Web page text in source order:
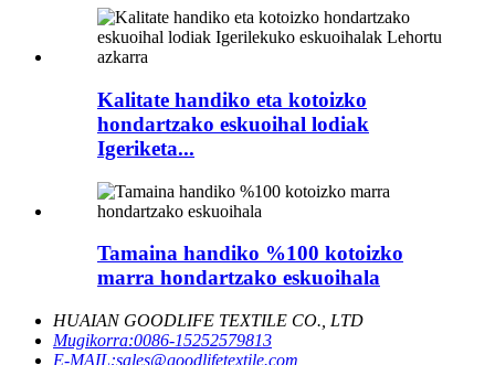
Kalitate handiko eta kotoizko
hondartzako eskuoihal lodiak
Igeriketa...
Tamaina handiko %100 kotoizko
marra hondartzako eskuoihala
HUAIAN GOODLIFE TEXTILE CO., LTD
Mugikorra:0086-15252579813
E-MAIL:sales@goodlifetextile.com